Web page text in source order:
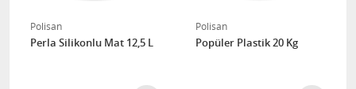
Polisan
Perla Silikonlu Mat 12,5 L
Polisan
Popüler Plastik 20 Kg